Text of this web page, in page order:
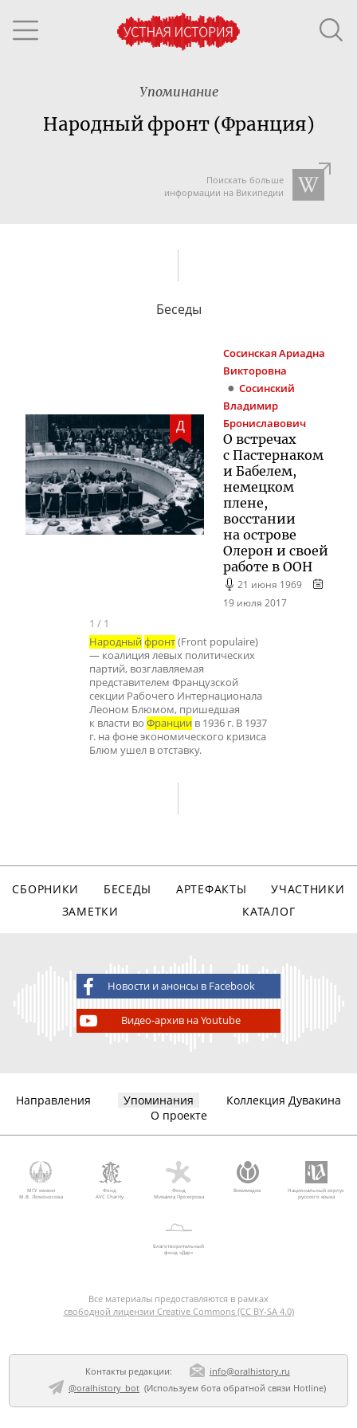
Упоминание
Народный фронт (Франция)
Поискать больше
информации на Википедии
Беседы
Д
СосинскаяАриадна
Викторовна
Сосинский
Владимир
Брониславович
О встречах
с Пастернаком
и Бабелем,
немецком
плене,
восстании
на острове
Олерон и своей
работе в ООН
21 июня 1969
19 июля 2017
1 / 1
Народный фронт(Front populaire)
— коалиция левых политических
партий, возглавляемая
представителем Французской
секции Рабочего Интернационала
Леоном Блюмом, пришедшая
к власти во Франции в 1936 г. В 1937
г. на фоне экономического кризиса
Блюм ушел в отставку.
СБОРНИКИ БЕСЕДЫ АРТЕФАКТЫ
УЧАСТНИКИ
ЗАМЕТКИ
КАТАЛОГ
Новости и анонсы в Facebook
Видео-архив на Youtube
Направления Упоминания
Коллекция Дувакина
О проекте
МГУ имени
М.В. Ломоносова
Фонд
AVC Charity
Фонд
Михаила Прохорова
Викимедиа
Национальный корпус
русского языка
Благотворительный
фонд «Дар»
Все материалы предоставляются в рамках
свободной лицензии Creative Commons (CC BY-SA 4.0)
Контакты редакции:
info@oralhistory.ru
@oralhistory_bot(Используем бота обратной связи Hotline)